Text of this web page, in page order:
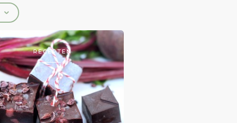
RECEPTEN